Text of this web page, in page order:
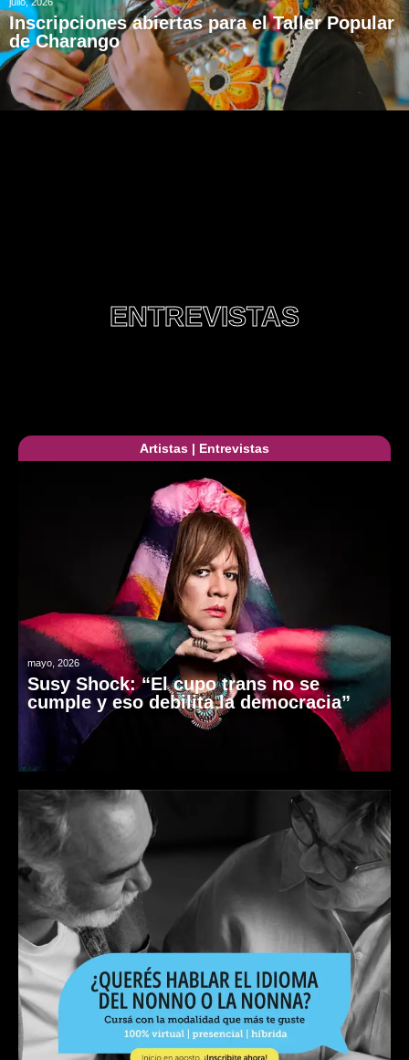
Inscripciones abiertas para el Taller Popular
de Charango
ENTREVISTAS
Artistas | Entrevistas
mayo, 2026
Susy Shock: “El cupo trans no se
cumple y eso debilita la democracia”